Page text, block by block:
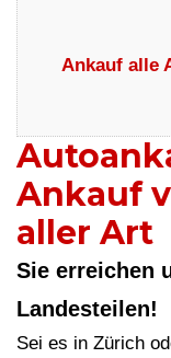
Ankauf alle
Ankauf
aller Art
Sie erreichen
Landesteilen!
Sei es in Zürich